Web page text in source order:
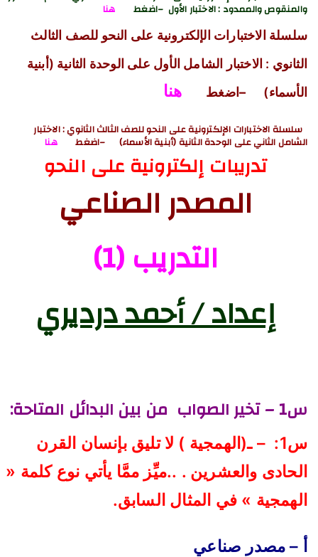
والمنقوص والممدود : الاختبار الأول –اضغط هنا
سلسلة الاختبارات الإلكترونية على النحو للصف الثالث
الثانوي : الاختبار الشامل الأول على الوحدة الثانية (أبنية
الأسماء) –اضغط هنا
سلسلة الاختبارات الإلكترونية على النحو للصف الثالث الثانوي : الاختبار
الشامل الثاني على الوحدة الثانية (أبنية الأسماء) –اضغطهنا
تدريبات إلكترونية على النحو
المصدر الصناعي
التدريب (1)
إعداد / أحمد درديري
س1 – تخير الصواب من بين البدائل المتاحة:
س1: – ـ(الهمجية ) لا تليق بإنسان القرن
الحادى والعشرين . ..ميِّز ممَّا يأتي نوع كلمة «
الهمجية » في المثال السابق.
أ – مصدر صناعي